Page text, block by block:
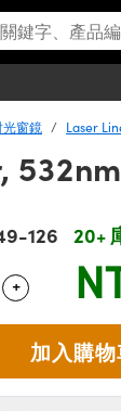
光窗鏡 Laser
126 20+
Use the plus
+